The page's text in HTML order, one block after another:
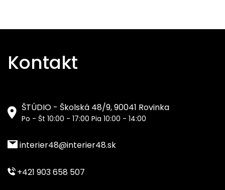
Kontakt
ŠTÚDIO - Školská 48/9, 90041 Rovinka
Po - Št 10:00 - 17:00 Pia 10:00 - 14:00
interier48@interier48.sk
+421 903 658 507